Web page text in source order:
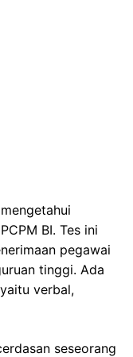
BI. Tes ini
pegawai
tinggi. Ada
verbal,
seseorang